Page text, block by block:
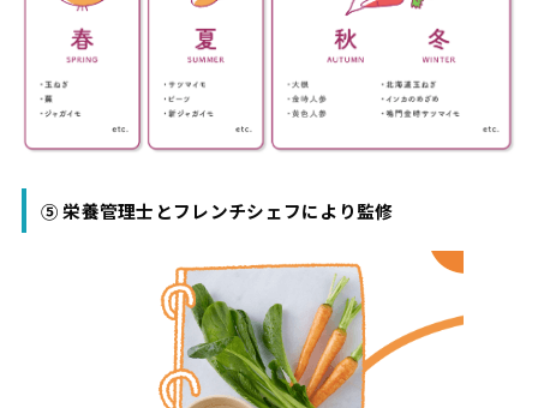
⑤ 栄養管理士とフレンチシェフにより監修